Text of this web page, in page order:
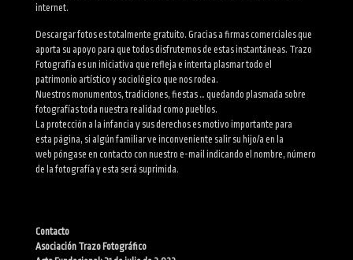
internet.
Descargar fotos es totalmente gratuito. Gracias a firmas comerciales que
aporta su apoyo para que todos disfrutemos de estas instantáneas. Trazo
Fotografía es un iniciativa que refleja e intenta plasmar todo el
patrimonio artístico y sociológico que nos rodea.
Nuestros monumentos, tradiciones, fiestas … quedando plasmada sobre
fotografías toda nuestra realidad como pueblos.
La protección a la infancia y sus derechos es motivo importante para
esta página, si algún familiar ve inconveniente salir su hijo/a en la
web póngase en contacto con nuestro e-mail indicando el nombre, número
de la fotografía y esta será suprimida.
Contacto
Asociación Trazo Fotográfico